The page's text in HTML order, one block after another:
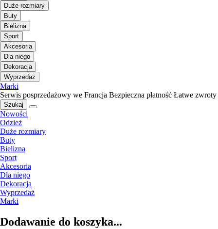
Duże rozmiary
Buty
Bielizna
Sport
Akcesoria
Dla niego
Dekoracja
Wyprzedaż
Marki
Serwis posprzedażowy we Francja Bezpieczna płatność Łatwe zwroty
Szukaj
Nowości
Odzież
Duże rozmiary
Buty
Bielizna
Sport
Akcesoria
Dla niego
Dekoracja
Wyprzedaż
Marki
Dodawanie do koszyka...